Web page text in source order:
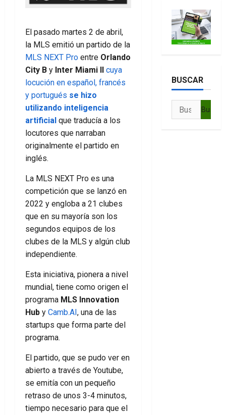
El pasado martes 2 de abril,
la MLS emitió un partido de la
MLS NEXT Pro entre Orlando
City B y Inter Miami II cuya
locución en español, francés
y portugués se hizo
utilizando inteligencia
artificial que traducía a los
locutores que narraban
originalmente el partido en
inglés.
La MLS NEXT Pro es una
competición que se lanzó en
2022 y engloba a 21 clubes
que en su mayoría son los
segundos equipos de los
clubes de la MLS y algún club
independiente.
Esta iniciativa, pionera a nivel
mundial, tiene como origen el
programa MLS Innovation
Hub y Camb.AI, una de las
startups que forma parte del
programa.
El partido, que se pudo ver en
abierto a través de Youtube,
se emitía con un pequeño
retraso de unos 3-4 minutos,
tiempo necesario para que el
BUSCAR
Buscar: